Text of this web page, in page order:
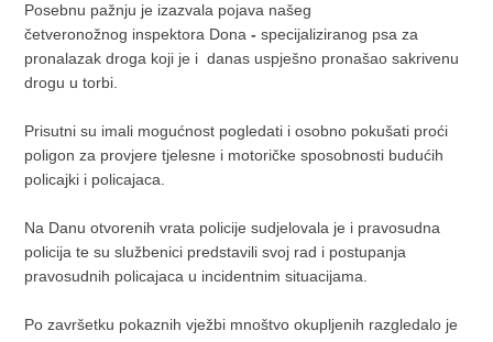
Posebnu pažnju je izazvala pojava našeg
četveronožnog inspektora Dona-specijaliziranog psa za
pronalazak droga koji je i danas uspješno pronašao sakrivenu
drogu u torbi.
Prisutni su imali mogućnost pogledati i osobno pokušati proći
poligon za provjere tjelesne i motoričke sposobnosti budućih
policajki i policajaca.
Na Danu otvorenih vrata policije sudjelovala je i pravosudna
policija te su službenici predstavili svoj rad i postupanja
pravosudnih policajaca u incidentnim situacijama.
Po završetku pokaznih vježbi mnoštvo okupljenih razgledalo je